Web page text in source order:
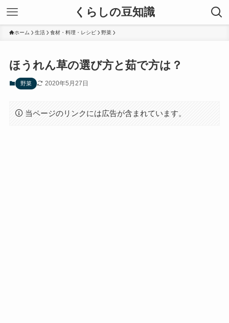
くらしの豆知識
ホーム 生活 食材・料理・レシピ 野菜
ほうれん草の選び方と茹で方は？
野菜 2020年5月27日
当ページのリンクには広告が含まれています。